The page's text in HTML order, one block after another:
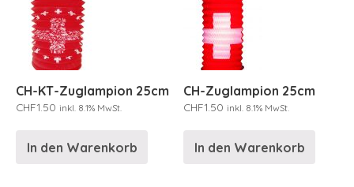
CH-KT-Zuglampion 25cm
CHF1.50 inkl. 8.1% MwSt.
In den Warenkorb
CH-Zuglampion 25cm
CHF1.50 inkl. 8.1% MwSt.
In den Warenkorb